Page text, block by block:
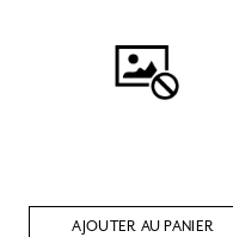
AJOUTER AU PANIER